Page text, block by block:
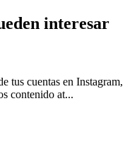
interesar
tus cuentas en Instagram,
contenido at...